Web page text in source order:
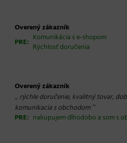
Overený zákazník
PRE: Komunikácia s e-shopom
Rýchlosť doručenia
Overený zákazník
„ rýchle doručenie, kvalitný tovar,
komunikacia s obchodom“
PRE: nakupujem dlhodobo a som s